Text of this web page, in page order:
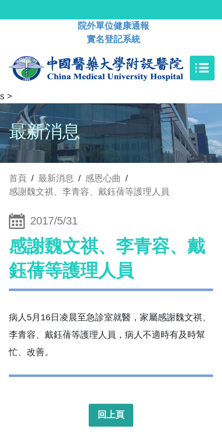
院外單位健康通報
實名登記系統
s >
最新消息
首頁 / 最新消息 / 感恩心曲 /
感謝魏文祺、李青容、戴鈺蒨等護理人員
2017/5/31
感謝魏文祺、李青容、戴
鈺蒨等護理人員
病人5月16日凌晨至急診室就醫，家屬感謝魏文祺、
李青容、戴鈺蒨等護理人員，病人不適時有及時幫
忙、改善。
回上頁